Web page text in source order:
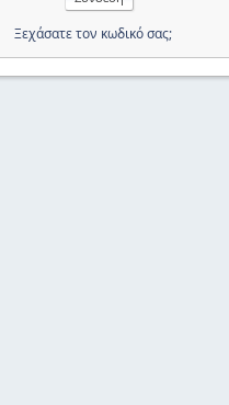
Ξεχάσατε τον κωδικό σας;